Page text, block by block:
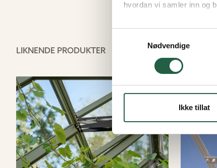
hvordan vi samler inn og
Finn ut mer om
Nødvendige
Ikke tillat
LIKNENDE PRODUKTER